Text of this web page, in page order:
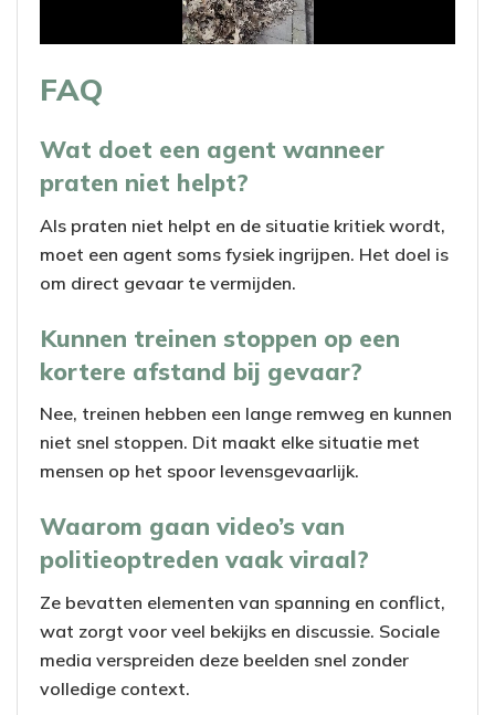
a
V
d
e
o
FAQ
Wat doet een agent wanneer
praten niet helpt?
Als praten niet helpt en de situatie kritiek wordt,
moet een agent soms fysiek ingrijpen. Het doel is
om direct gevaar te vermijden.
Kunnen treinen stoppen op een
kortere afstand bij gevaar?
Nee, treinen hebben een lange remweg en kunnen
niet snel stoppen. Dit maakt elke situatie met
mensen op het spoor levensgevaarlijk.
Waarom gaan video’s van
politieoptreden vaak viraal?
Ze bevatten elementen van spanning en conflict,
wat zorgt voor veel bekijks en discussie. Sociale
media verspreiden deze beelden snel zonder
volledige context.